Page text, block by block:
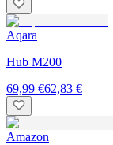
Aqara
Hub M200
69,99 €62,83 €
Amazon